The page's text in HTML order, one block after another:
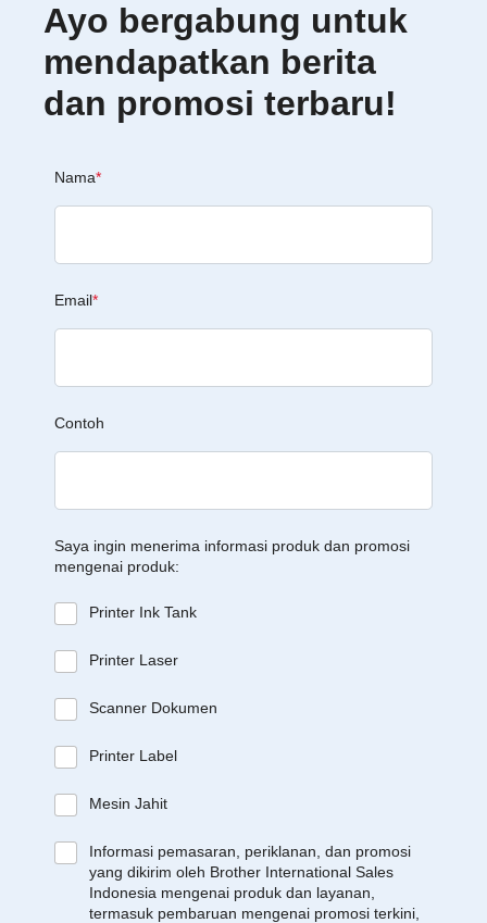
Ayo bergabung untuk
mendapatkan berita
dan promosi terbaru!
Nama*
Email*
Contoh
Saya ingin menerima informasi produk dan promosi
mengenai produk:
Printer Ink Tank
Printer Laser
Scanner Dokumen
Printer Label
Mesin Jahit
Informasi pemasaran, periklanan, dan promosi
yang dikirim oleh Brother International Sales
Indonesia mengenai produk dan layanan,
termasuk pembaruan mengenai promosi terkini,